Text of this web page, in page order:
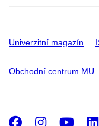
Univerzitní magazín
Obchodní centrum MU
Facebook